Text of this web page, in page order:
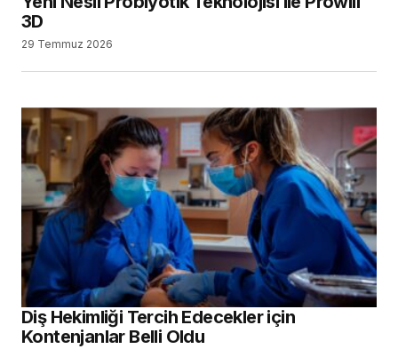
3D
29 Temmuz 2026
Diş Hekimliği Tercih Edecekler için
Kontenjanlar Belli Oldu